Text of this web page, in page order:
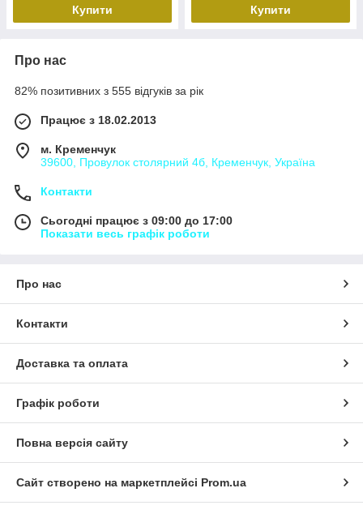
Купити Купити
Про нас
82% позитивних з 555 відгуків за рік
Працює з 18.02.2013
м. Кременчук
39600, Провулок столярний 4б, Кременчук, Україна
Контакти
Сьогодні працює з 09:00 до 17:00
Показати весь графік роботи
Про нас
Контакти
Доставка та оплата
Графік роботи
Повна версія сайту
Сайт створено на маркетплейсі Prom.ua